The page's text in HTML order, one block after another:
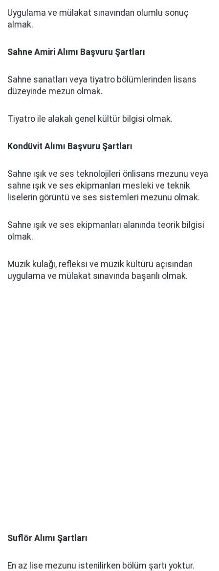
Uygulama ve mülakat sınavından olumlu sonuç
almak.
Sahne Amiri Alımı Başvuru Şartları
Sahne sanatları veya tiyatro bölümlerinden lisans
düzeyinde mezun olmak.
Tiyatro ile alakalı genel kültür bilgisi olmak.
Kondüvit Alımı Başvuru Şartları
Sahne ışık ve ses teknolojileri önlisans mezunu veya
sahne ışık ve ses ekipmanları mesleki ve teknik
liselerin görüntü ve ses sistemleri mezunu olmak.
Sahne ışık ve ses ekipmanları alanında teorik bilgisi
olmak.
Müzik kulağı, refleksi ve müzik kültürü açısından
uygulama ve mülakat sınavında başarılı olmak.
Suflör Alımı Şartları
En az lise mezunu istenilirken bölüm şartı yoktur.